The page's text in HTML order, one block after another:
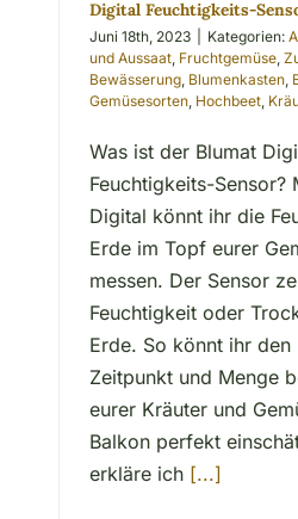
Digital Feuchtigkeits-
Juni 18th, 2023 Kategorien:
und Aussaat Fruchtgemüse ,
Bewässerung Blumenkasten
Gemüsesorten Hochbeet
Was ist der Blumat
Feuchtigkeits-Sensor?
Digital könnt ihr die
Erde im Topf eurer
messen. Der Sensor
Feuchtigkeit oder
Erde. So könnt ihr den
Zeitpunkt und Menge
eurer Kräuter und
Balkon perfekt
erkläre ich [...]